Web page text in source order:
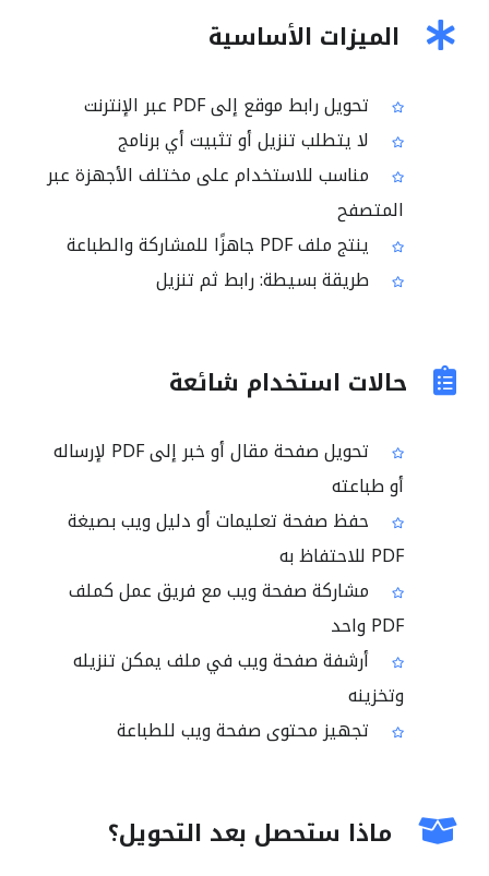
الميزات الأساسية
تحويل رابط موقع إلى PDF عبر الإنترنت
لا يتطلب تنزيل أو تثبيت أي برنامج
مناسب للاستخدام على مختلف الأجهزة عبر
المتصفح
ينتج ملف PDF جاهزًا للمشاركة والطباعة
طريقة بسيطة: رابط ثم تنزيل
حالات استخدام شائعة
تحويل صفحة مقال أو خبر إلى PDF لإرساله
أو طباعته
حفظ صفحة تعليمات أو دليل ويب بصيغة
PDF للاحتفاظ به
مشاركة صفحة ويب مع فريق عمل كملف
PDF واحد
أرشفة صفحة ويب في ملف يمكن تنزيله
وتخزينه
تجهيز محتوى صفحة ويب للطباعة
ماذا ستحصل بعد التحويل؟